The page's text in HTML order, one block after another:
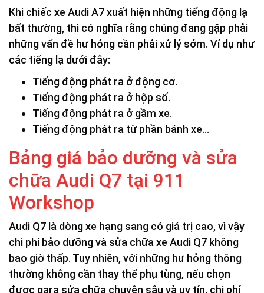
Khi chiếc xe Audi A7 xuất hiện những tiếng động lạ
bất thường, thì có nghĩa rằng chúng đang gặp phải
những vấn đề hư hỏng cần phải xử lý sớm. Ví dụ như
các tiếng lạ dưới đây:
Tiếng động phát ra ở động cơ.
Tiếng động phát ra ở hộp số.
Tiếng động phát ra ở gầm xe.
Tiếng động phát ra từ phần bánh xe…
Bảng giá bảo dưỡng và sửa
chữa Audi Q7 tại 911
Workshop
Audi Q7 là dòng xe hạng sang có giá trị cao, vì vậy
chi phí bảo dưỡng và sửa chữa xe Audi Q7 không
bao giờ thấp. Tuy nhiên, với những hư hỏng thông
thường không cần thay thế phụ tùng, nếu chọn
được gara sửa chữa chuyên sâu và uy tín, chi phí